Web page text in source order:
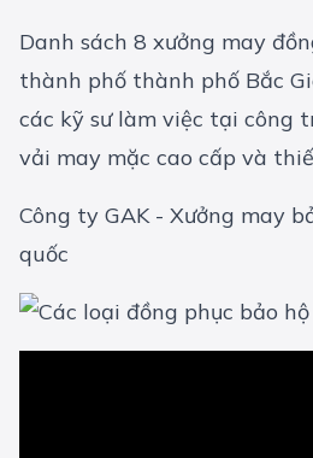
Danh sách 8 xưởng may
thành phố thành phố Bắc
các kỹ sư làm việc tại công
vải may mặc cao cấp và
Công ty GAK - Xưởng may
quốc